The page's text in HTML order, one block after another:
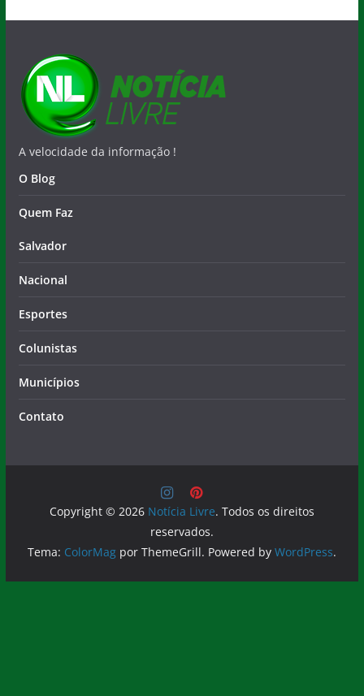
A velocidade da informação !
O Blog
Quem Faz
Salvador
Nacional
Esportes
Colunistas
Municípios
Contato
Copyright © 2026 Notícia Livre. Todos os direitos
reservados.
Tema: ColorMagpor ThemeGrill. Powered by WordPress.